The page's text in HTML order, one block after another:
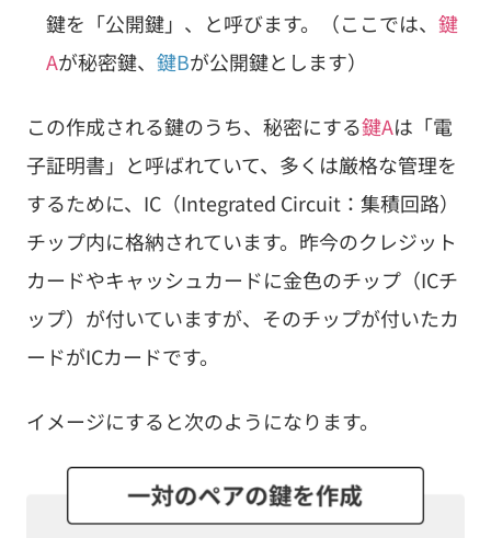
鍵を「公開鍵」、と呼びます。（ここでは、 鍵
Aが秘密鍵、 鍵Bが公開鍵とします）
この作成される鍵のうち、秘密にする鍵Aは「電
子証明書」と呼ばれていて、多くは厳格な管理を
するために、IC（Integrated Circuit：集積回路）
チップ内に格納されています。昨今のクレジット
カードやキャッシュカードに金色のチップ（ICチ
ップ）が付いていますが、そのチップが付いたカ
ードがICカードです。
イメージにすると次のようになります。